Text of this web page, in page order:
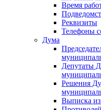
Время
Реквизиты
Телефоны
Дума
Депутаты
Решения
Выписка из